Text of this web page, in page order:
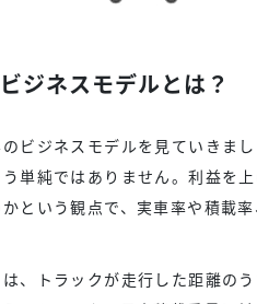
ジネスモデルとは？
ビジネスモデルを見ていきま
単純ではありません。利益を
という観点で、実車率や積載
、トラックが走行した距離の